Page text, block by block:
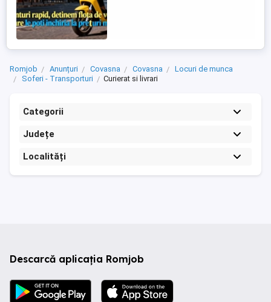
Romjob Anunțuri Covasna Covasna
Locuri de munca
Soferi - Transporturi
Curierat si livrari
Categorii
Județe
Localități
Descarcă aplicația Romjob